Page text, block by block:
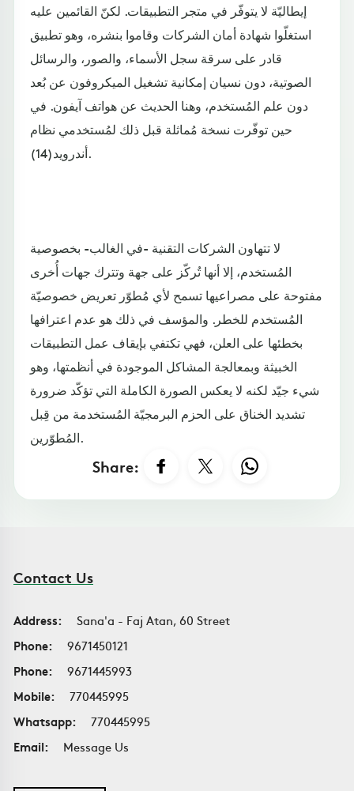
إيطاليّة لا يتوفّر في متجر التطبيقات. لكنّ القائمين عليه
استغلّوا شهادة أمان الشركات وقاموا بنشره، وهو تطبيق
قادر على سرقة سجل الأسماء، والصور، والرسائل
الصوتية، دون نسيان إمكانية تشغيل الميكروفون عن بُعد
دون علم المُستخدم، وهنا الحديث عن هواتف آيفون. في
حين توفّرت نسخة مُماثلة قبل ذلك لمُستخدمي نظام
أندرويد(14).
لا تتهاون الشركات التقنية -في الغالب- بخصوصية
المُستخدم، إلا أنها تُركّز على جهة وتترك جهات أُخرى
مفتوحة على مصراعيها تسمح لأي مُطوّر تعريض خصوصيّة
المُستخدم للخطر. والمؤسف في ذلك هو عدم اعترافها
بخطئها على العلن، فهي تكتفي بإيقاف عمل التطبيقات
الخبيثة وبمعالجة المشاكل الموجودة في أنظمتها، وهو
شيء جيّد لكنه لا يعكس الصورة الكاملة التي تؤكّد ضرورة
تشديد الخناق على الحزم البرمجيّة المُستخدمة من قِبل
المُطوّرين.
Share:
Contact Us
Address:
Sana'a - Faj Atan, 60 Street
Phone:
9671450121
Phone:
9671445993
Mobile:
770445995
Whatsapp:
770445995
Email:
Message Us